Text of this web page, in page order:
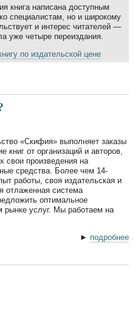
книга написана доступным
специалистам, но и широкому
и интерес читателей —
уже четыре переиздания.
по издательской цене
«Скифия» выполняет заказы
книг от организаций и авторов,
свои произведения на
средства. Более чем 14-
работы, своя издательская и
отлаженная система
оптимальное
рынке услуг. Мы работаем на
► подробнее